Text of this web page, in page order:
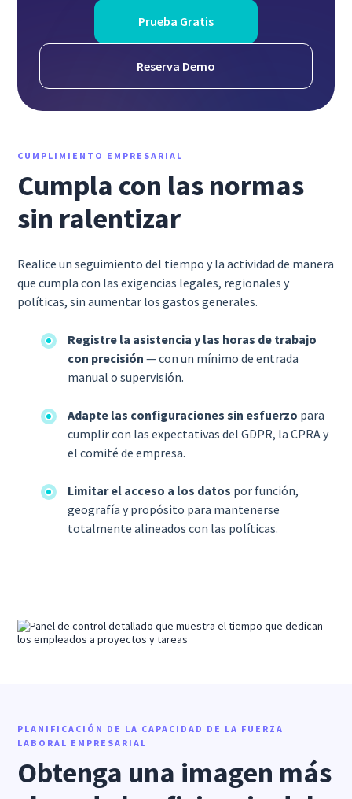
Prueba Gratis
Reserva Demo
CUMPLIMIENTO EMPRESARIAL
Cumpla con las normas
sin ralentizar
Realice un seguimiento del tiempo y la actividad de manera
que cumpla con las exigencias legales, regionales y
políticas, sin aumentar los gastos generales.
Registre la asistencia y las horas de trabajo
con precisión — con un mínimo de entrada
manual o supervisión.
Adapte las configuraciones sin esfuerzo para
cumplir con las expectativas del GDPR, la CPRA y
el comité de empresa.
Limitar el acceso a los datos por función,
geografía y propósito para mantenerse
totalmente alineados con las políticas.
PLANIFICACIÓN DE LA CAPACIDAD DE LA FUERZA
LABORAL EMPRESARIAL
Obtenga una imagen más